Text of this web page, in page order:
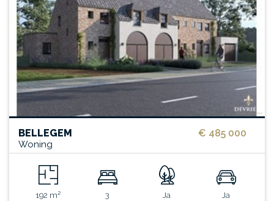
€ 485 000
BELLEGEM
Woning
192 m² 3 Ja Ja